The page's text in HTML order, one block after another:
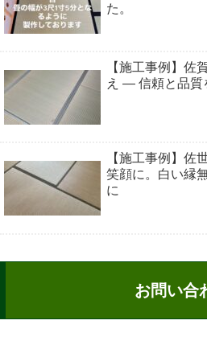
た。
【施工事例】佐
え ― 信頼と品質
【施工事例】佐
笑顔に。白い縁
に
お問い合